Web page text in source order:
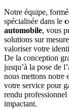
Notre équipe,
spécialisée dans le
automobile, vous
solutions sur
valoriser votre
De la conception
jusqu’à la pose de
nous mettons notre
votre service pour
rendu professionnel
impactant.